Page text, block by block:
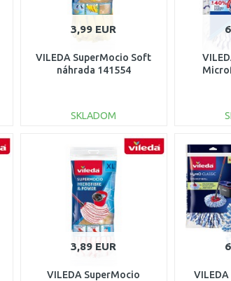
3,99 EUR
VILEDA SuperMocio Soft
náhrada 141554
SKLADOM
DO KOŠÍKA
Porovnať
3,89 EUR
VILEDA SuperMocio